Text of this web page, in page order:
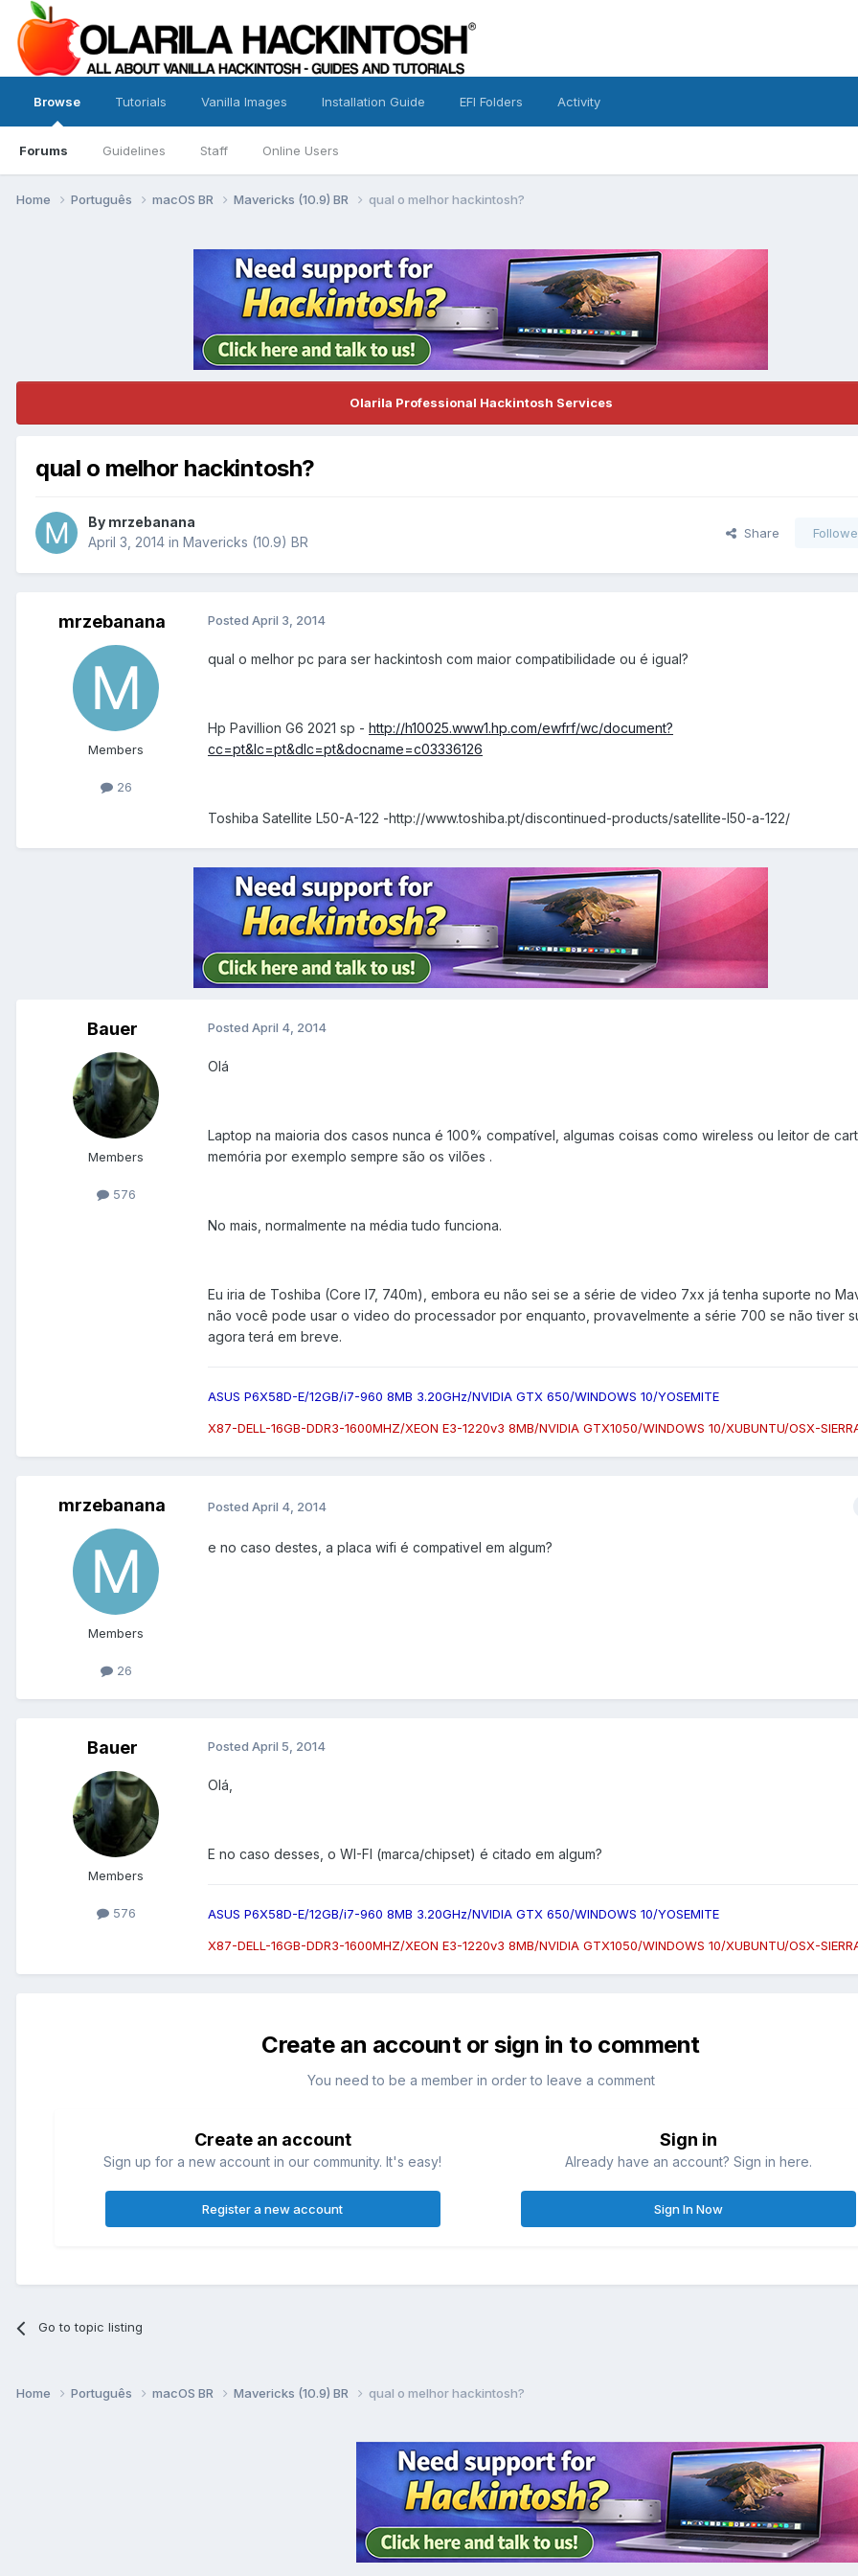
Browse
Forums Guidelines Staff Online Users
Tutorials Vanilla Images Installation Guide EFI Folders Activity
Home Português macOS BR Mavericks (10.9) BR qual o melhor hackintosh?
Olarila Professional Hackintosh Services
qual o melhor hackintosh?
By mrzebanana
April 3, 2014 in Mavericks (10.9) BR
Share
mrzebanana
Members
26
Posted April 3, 2014
qual o melhor pc para ser hackintosh com maior compatibilidade ou é igual?
Hp Pavillion G6 2021 sp - http://h10025.www1.hp.com/ewfrf/wc/document?
cc=pt&lc=pt&dlc=pt&docname=c03336126
Toshiba Satellite L50-A-122 -http://www.toshiba.pt/discontinued-products/satellite-l50-a-122/
Bauer
Members
576
Posted April 4, 2014
Olá
Laptop na maioria dos casos nunca é 100% compatível, algumas coisas como wireless ou leitor de
memória por exemplo sempre são os vilões .
No mais, normalmente na média tudo funciona.
Eu iria de Toshiba (Core I7, 740m), embora eu não sei se a série de video 7xx já tenha suporte no
não você pode usar o video do processador por enquanto, provavelmente a série 700 se não tiver
agora terá em breve.
ASUS P6X58D-E/12GB/i7-960 8MB 3.20GHz/NVIDIA GTX 650/WINDOWS 10/YOSEMITE
X87-DELL-16GB-DDR3-1600MHZ/XEON E3-1220v3 8MB/NVIDIA GTX1050/WINDOWS 10/XUBUNTU/OSX-
mrzebanana
Members
26
Posted April 4, 2014
e no caso destes, a placa wifi é compativel em algum?
Bauer
Members
576
Posted April 5, 2014
Olá,
E no caso desses, o WI-FI (marca/chipset) é citado em algum?
ASUS P6X58D-E/12GB/i7-960 8MB 3.20GHz/NVIDIA GTX 650/WINDOWS 10/YOSEMITE
X87-DELL-16GB-DDR3-1600MHZ/XEON E3-1220v3 8MB/NVIDIA GTX1050/WINDOWS 10/XUBUNTU/OSX-
Create an account or sign in to comment
You need to be a member in order to leave a comment
Create an account
Sign up for a new account in our community. It's easy!
Register a new account
Sign in
Already have an account? Sign in here.
Sign In Now
Go to topic listing
Home Português macOS BR Mavericks (10.9) BR qual o melhor hackintosh?